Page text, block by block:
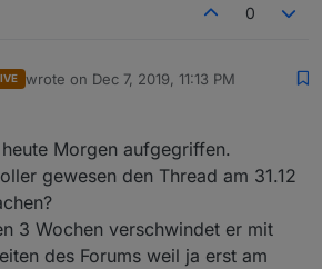
0
wrote on Dec 7, 2019, 11:13 PM
last edited by
Morgen aufgegriffen.
gewesen den Thread am 31.12
3 Wochen verschwindet er mit
des Forums weil ja erst am